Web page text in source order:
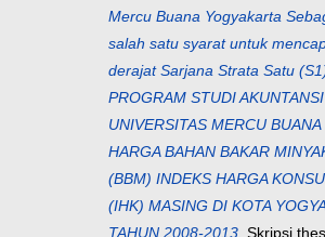
Mercu Buana Yogyakarta
salah satu syarat untuk
derajat Sarjana Strata Satu
PROGRAM STUDI AKUNTANSI
UNIVERSITAS MERCU BUANA
HARGA BAHAN BAKAR
(BBM) INDEKS HARGA
(IHK) MASING DI KOTA
TAHUN 2008-2013. Skripsi